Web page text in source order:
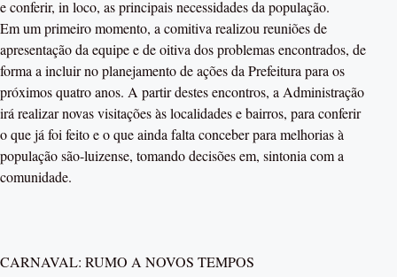
e conferir, in loco, as principais necessidades da população.
Em um primeiro momento, a comitiva realizou reuniões de
apresentação da equipe e de oitiva dos problemas encontrados, de
forma a incluir no planejamento de ações da Prefeitura para os
próximos quatro anos. A partir destes encontros, a Administração
irá realizar novas visitações às localidades e bairros, para conferir
o que já foi feito e o que ainda falta conceber para melhorias à
população são-luizense, tomando decisões em, sintonia com a
comunidade.
CARNAVAL: RUMO A NOVOS TEMPOS